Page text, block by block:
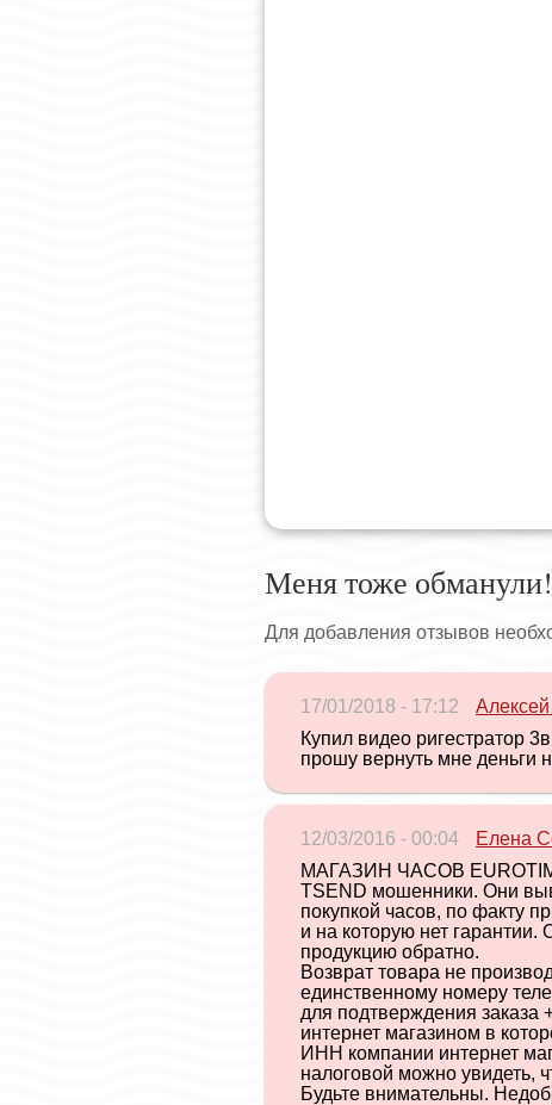
Меня тоже обманули!
Для добавления отзывов
17/01/2018 - 17:12
Купил видео ригестратор
прошу вернуть мне деньги
12/03/2016 - 00:04 Елена
МАГАЗИН ЧАСОВ
TSEND мошенники. Они
покупкой часов, по факту
и на которую нет
продукцию обратно.
Возврат товара не
единственному номеру
для подтверждения заказа
интернет магазином в
ИНН компании интернет
налоговой можно увидеть,
Будьте внимательны.